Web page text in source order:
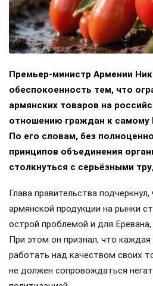
Премьер-министр Армении
обеспокоенность тем, что
армянских товаров на
отношению граждан к самому
По его словам, без
принципов объединения
столкнуться с серьёзными
Глава правительства
армянской продукции на рынки
острой проблемой и для
При этом он признал, что
работать над качеством своих
не должен сопровождаться